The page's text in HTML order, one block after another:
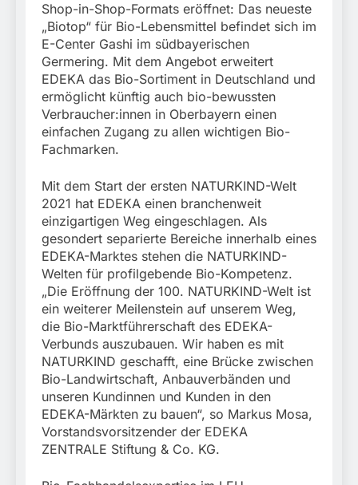
wegen gefährlichen
Eingriffs in den
Bahnverkehr
Shop-in-Shop-Formats eröffnet: Das neueste
„Biotop“ für Bio-Lebensmittel befindet sich im
E-Center Gashi im südbayerischen
Germering. Mit dem Angebot erweitert
EDEKA das Bio-Sortiment in Deutschland und
ermöglicht künftig auch bio-bewussten
Verbraucher:innen in Oberbayern einen
einfachen Zugang zu allen wichtigen Bio-
Fachmarken.
Mit dem Start der ersten NATURKIND-Welt
2021 hat EDEKA einen branchenweit
einzigartigen Weg eingeschlagen. Als
gesondert separierte Bereiche innerhalb eines
EDEKA-Marktes stehen die NATURKIND-
Welten für profilgebende Bio-Kompetenz.
„Die Eröffnung der 100. NATURKIND-Welt ist
ein weiterer Meilenstein auf unserem Weg,
die Bio-Marktführerschaft des EDEKA-
Verbunds auszubauen. Wir haben es mit
NATURKIND geschafft, eine Brücke zwischen
Bio-Landwirtschaft, Anbauverbänden und
unseren Kundinnen und Kunden in den
EDEKA-Märkten zu bauen“, so Markus Mosa,
Vorstandsvorsitzender der EDEKA
ZENTRALE Stiftung & Co. KG.